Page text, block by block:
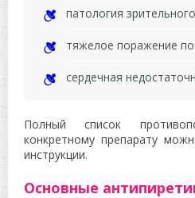
патология
тяжелое поражение
сердечная
Полный список
конкретному препарату
инструкции.
Основные